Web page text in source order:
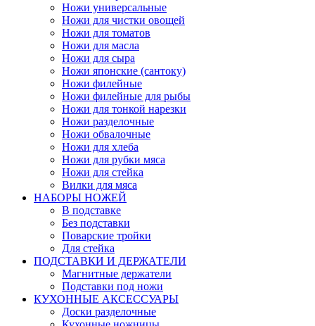
Ножи универсальные
Ножи для чистки овощей
Ножи для томатов
Ножи для масла
Ножи для сыра
Ножи японские (сантоку)
Ножи филейные
Ножи филейные для рыбы
Ножи для тонкой нарезки
Ножи разделочные
Ножи обвалочные
Ножи для хлеба
Ножи для рубки мяса
Ножи для стейка
Вилки для мяса
НАБОРЫ НОЖЕЙ
В подставке
Без подставки
Поварские тройки
Для стейка
ПОДСТАВКИ И ДЕРЖАТЕЛИ
Магнитные держатели
Подставки под ножи
КУХОННЫЕ АКСЕССУАРЫ
Доски разделочные